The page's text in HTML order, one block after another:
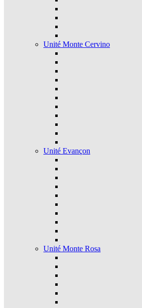
Unité Monte Cervino
Unité Evançon
Unité Monte Rosa